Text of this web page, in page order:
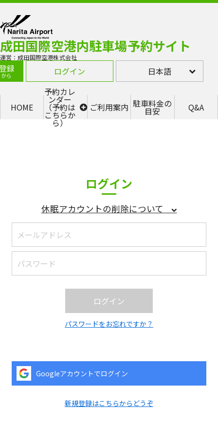
成田国際空港内駐車場予約サイト
運営：成田国際空港株式会社
録
ら ログイン 日本語
HOME
予約カレ
ンダー
（予約は
こちらか
ら）
第1ター
P5
ーミナル
P2（南
棟）
ご利用案内 駐車料金の
目安 Q&A
ログイン
休眠アカウントの削除について
ログイン
パスワードをお忘れですか？
Googleアカウントでログイン
新規登録はこちらからどうぞ